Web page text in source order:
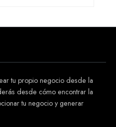
tu propio negocio desde la
desde cómo encontrar la
tu negocio y generar